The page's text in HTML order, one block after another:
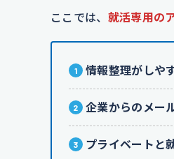
ここでは、 就活専用の
情報整理がしや
企業からのメー
プライベートと